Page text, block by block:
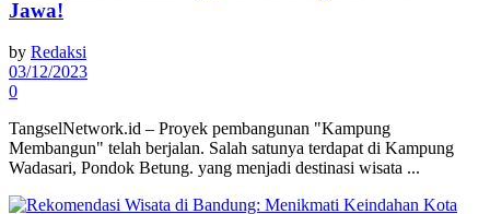
Jawa!
by Redaksi
03/12/2023
0
TangselNetwork.id – Proyek pembangunan "Kampung
Membangun" telah berjalan. Salah satunya terdapat di Kampung
Wadasari, Pondok Betung. yang menjadi destinasi wisata ...